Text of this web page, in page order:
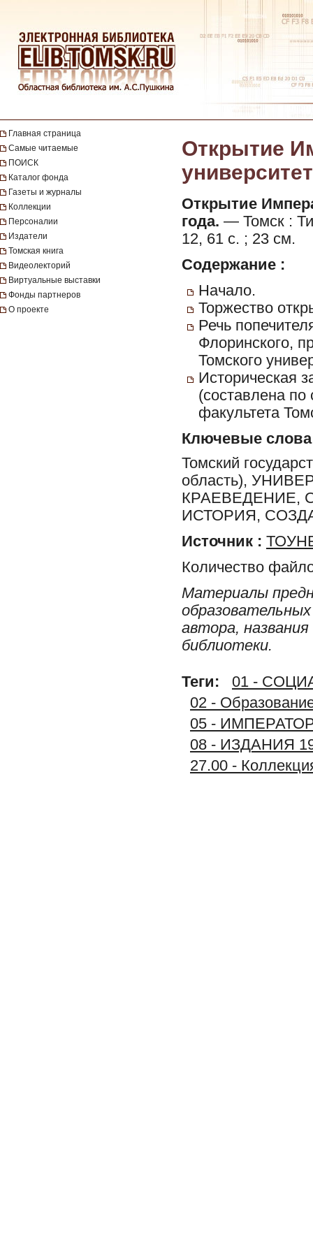
Главная страница
Самые читаемые
ПОИСК
Каталог фонда
Газеты и журналы
Коллекции
Персоналии
Издатели
Томская книга
Видеолекторий
Виртуальные выставки
Фонды партнеров
О проекте
Открытие
Открытие
года. — Томск :
12, 61 с. ; 23 см.
Содержание :
Начало.
Торжество
Речь
Флоринского,
Томского
Историческая
(составлена
факультета
Ключевые слова
Томский
область),
КРАЕВЕДЕНИЕ,
ИСТОРИЯ,
Источник :
Количество
Материалы
автора,
библиотеки.
Теги:
01 -
02 -
05 -
08 - ИЗДАНИЯ
27.00 -